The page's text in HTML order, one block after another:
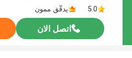
5.0
يدقّق ممون
اتصل الان